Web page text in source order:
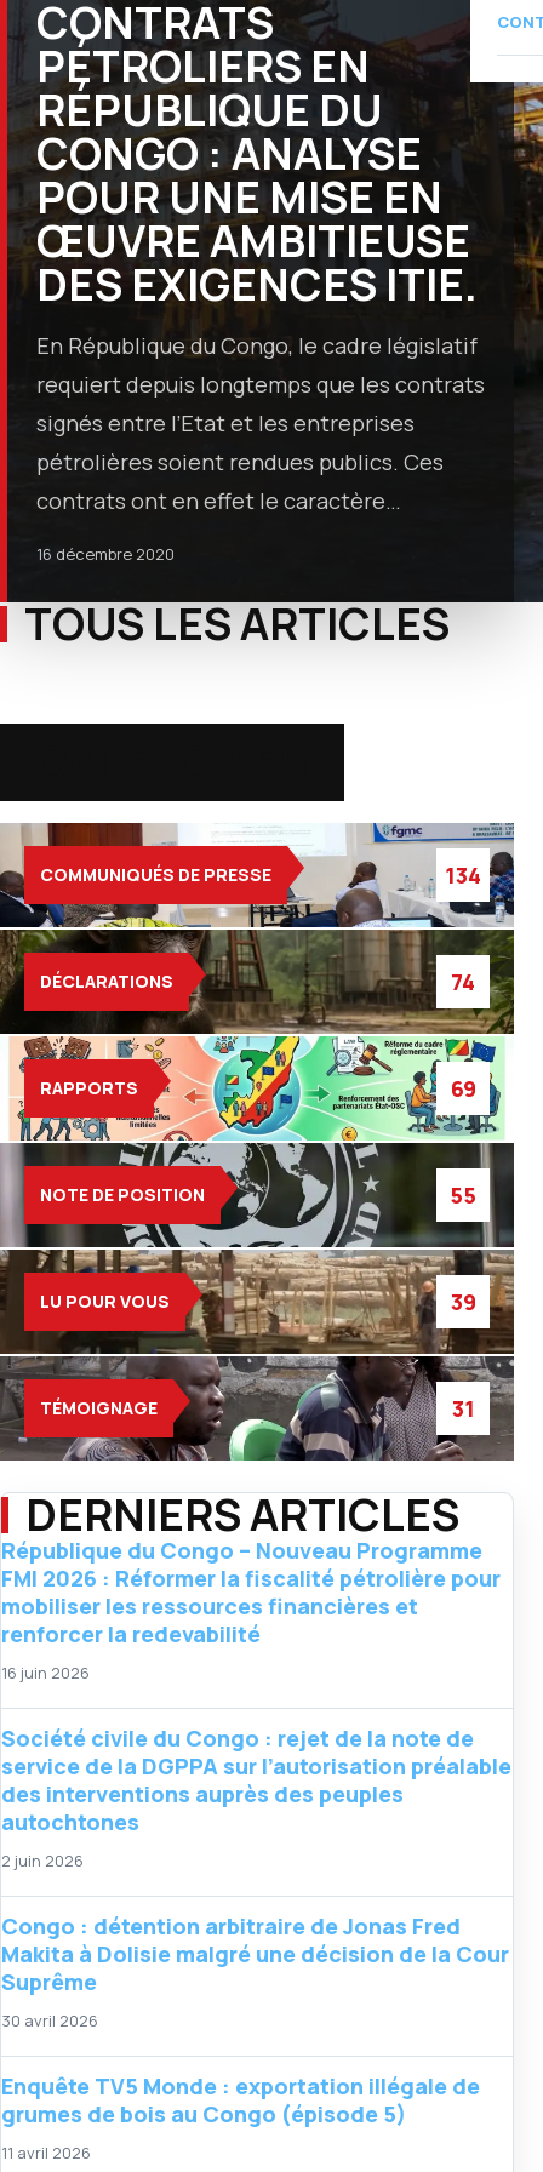
CONTRATS
PÉTROLIERS EN
RÉPUBLIQUE DU
CONGO : ANALYSE
POUR UNE MISE EN
ŒUVRE AMBITIEUSE
DES EXIGENCES ITIE.
En République du Congo, le cadre législatif
requiert depuis longtemps que les contrats
signés entre l’Etat et les entreprises
pétrolières soient rendues publics. Ces
contrats ont en effet le caractère…
16 décembre 2020
TOUS LES ARTICLES
COMMUNIQUÉS DE PRESSE 134
DÉCLARATIONS 74
RAPPORTS 69
NOTE DE POSITION 55
LU POUR VOUS 39
TÉMOIGNAGE 31
DERNIERS ARTICLES
République du Congo – Nouveau Programme
FMI 2026 : Réformer la fiscalité pétrolière pour
mobiliser les ressources financières et
renforcer la redevabilité
16 juin 2026
Société civile du Congo : rejet de la note de
service de la DGPPA sur l’autorisation préalable
des interventions auprès des peuples
autochtones
2 juin 2026
Congo : détention arbitraire de Jonas Fred
Makita à Dolisie malgré une décision de la Cour
Suprême
30 avril 2026
Enquête TV5 Monde : exportation illégale de
grumes de bois au Congo (épisode 5)
11 avril 2026